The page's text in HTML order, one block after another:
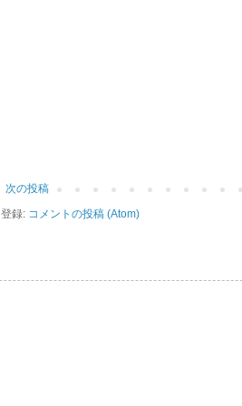
次の投稿
登録: コメントの投稿 (Atom)